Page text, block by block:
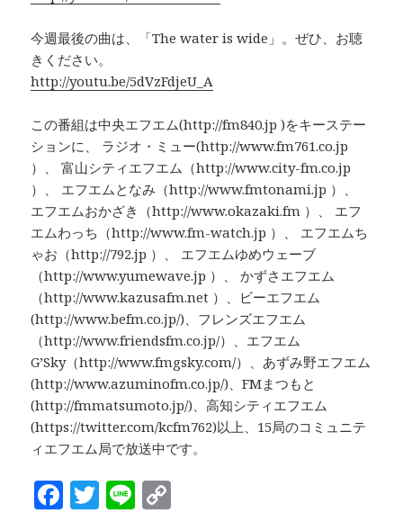
今週最後の曲は、「The water is wide」。ぜひ、お聴
きください。
http://youtu.be/5dVzFdjeU_A
この番組は中央エフエム(http://fm840.jp )をキーステー
ションに、 ラジオ・ミュー(http://www.fm761.co.jp
）、 富山シティエフエム（http://www.city-fm.co.jp
）、 エフエムとなみ（http://www.fmtonami.jp ）、
エフエムおかざき（http://www.okazaki.fm ）、 エフ
エムわっち（http://www.fm-watch.jp ）、 エフエムち
ゃお（http://792.jp ）、 エフエムゆめウェーブ
（http://www.yumewave.jp ）、 かずさエフエム
（http://www.kazusafm.net ）、ビーエフエム
(http://www.befm.co.jp/)、フレンズエフエム
（http://www.friendsfm.co.jp/）、エフエム
G’Sky（http://www.fmgsky.com/）、あずみ野エフエム
(http://www.azuminofm.co.jp/)、FMまつもと
(http://fmmatsumoto.jp/)、高知シティエフエム
(https://twitter.com/kcfm762)以上、15局のコミュニテ
ィエフエム局で放送中です。
F T Li